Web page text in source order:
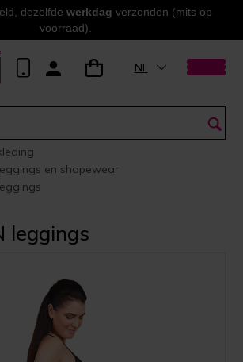
dezelfde werkdag verzonden (mits op
voorraad).
NL
en shapewear
leggings